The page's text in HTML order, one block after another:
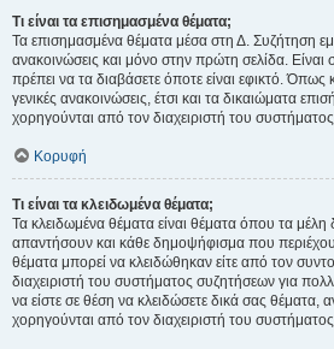
Τι είναι τα επισημασμένα θέματα;
Τα επισημασμένα θέματα μέσα στη Δ. Συζήτηση
ανακοινώσεις και μόνο στην πρώτη σελίδα. Είναι
πρέπει να τα διαβάσετε όποτε είναι εφικτό. Όπως
γενικές ανακοινώσεις, έτσι και τα δικαιώματα
χορηγούνται από τον διαχειριστή του
Κορυφή
Τι είναι τα κλειδωμένα θέματα;
Τα κλειδωμένα θέματα είναι θέματα όπου τα
απαντήσουν και κάθε δημοψήφισμα που
θέματα μπορεί να κλειδώθηκαν είτε από τον
διαχειριστή του συστήματος συζητήσεων για
να είστε σε θέση να κλειδώσετε δικά σας θέματα,
χορηγούνται από τον διαχειριστή του